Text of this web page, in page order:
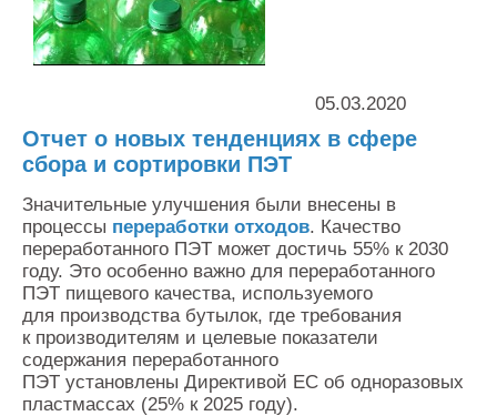
Контакты
Оставить заявку
05.03.2020
Отчет о новых тенденциях в сфере
сбора и сортировки ПЭТ
Значительные улучшения были внесены в
процессы переработки отходов. Качество
переработанного ПЭТ может достичь 55% к 2030
году. Это особенно важно для переработанного
ПЭТ пищевого качества, используемого
для производства бутылок, где требования
к производителям и целевые показатели
содержания переработанного
ПЭТ установлены Директивой ЕС об одноразовых
пластмассах (25% к 2025 году).